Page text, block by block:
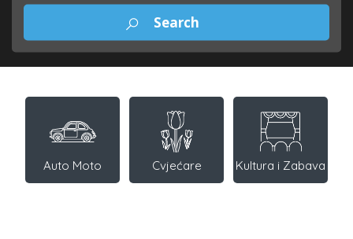
Auto Moto Cvjećare Kultura i Zabava